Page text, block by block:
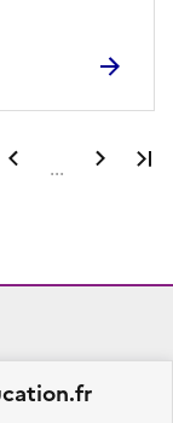
Première page
Page
...